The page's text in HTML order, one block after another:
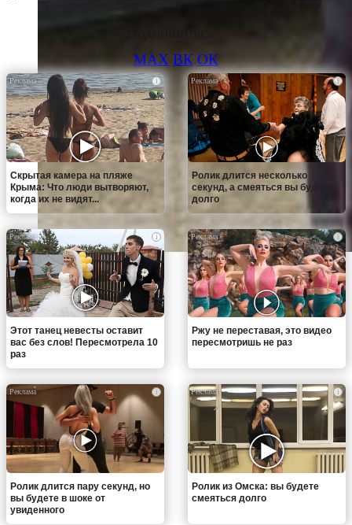
MAX ВК ОК
i
Скрытая камера на пляже
Крыма: Что люди вытворяют,
когда их не видят...
i
Ролик длится несколько
секунд, а смеяться вы будете
долго
i
Этот танец невесты оставит
вас без слов! Пересмотрела 10
раз
i
Ржу не переставая, это видео
пересмотришь не раз
i
Ролик длится пару секунд, но
вы будете в шоке от
увиденного
i
Ролик из Омска: вы будете
смеяться долго